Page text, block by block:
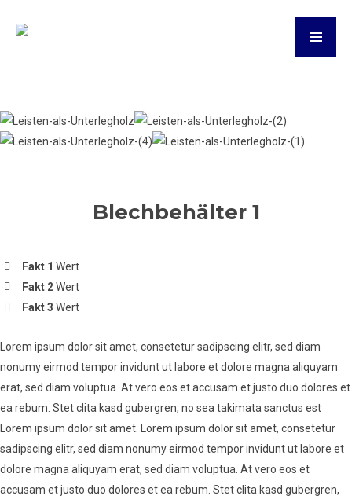
Blechbehälter 1
Fakt 1 Wert
Fakt 2Wert
Fakt 3 Wert
Lorem ipsum dolor sit amet, consetetur sadipscing elitr, sed diam
nonumy eirmod tempor invidunt ut labore et dolore magna aliquyam
erat, sed diam voluptua. At vero eos et accusam et justo duo dolores et
ea rebum. Stet clita kasd gubergren, no sea takimata sanctus est
Lorem ipsum dolor sit amet. Lorem ipsum dolor sit amet, consetetur
sadipscing elitr, sed diam nonumy eirmod tempor invidunt ut labore et
dolore magna aliquyam erat, sed diam voluptua. At vero eos et
accusam et justo duo dolores et ea rebum. Stet clita kasd gubergren,